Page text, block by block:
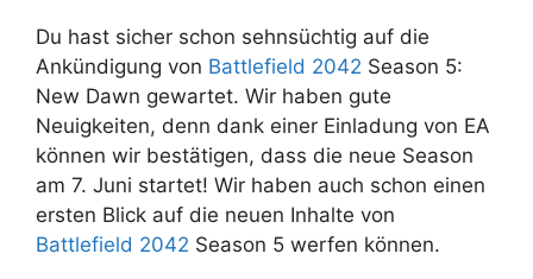
Du hast sicher schon sehnsüchtig auf die
Ankündigung von Battlefield 2042 Season 5:
New Dawn gewartet. Wir haben gute
Neuigkeiten, denn dank einer Einladung von EA
können wir bestätigen, dass die neue Season
am 7. Juni startet! Wir haben auch schon einen
ersten Blick auf die neuen Inhalte von
Battlefield 2042 Season 5 werfen können.